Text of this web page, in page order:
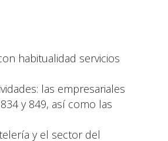
habitualidad servicios
las empresariales
y 849, así como las
y el sector del